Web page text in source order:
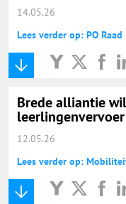
14.05.26
Lees verder op: PO Raad
Brede alliantie
leerlingenvervoer
12.05.26
Lees verder op: